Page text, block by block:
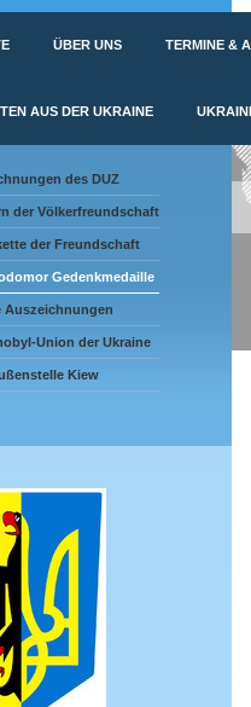
ÜBER UNS TERMINE &
AUS DER UKRAINE
des DUZ
der Völkerfreundschaft
der Freundschaft
Gedenkmedaille
Auszeichnungen
Union der Ukraine
Kiew